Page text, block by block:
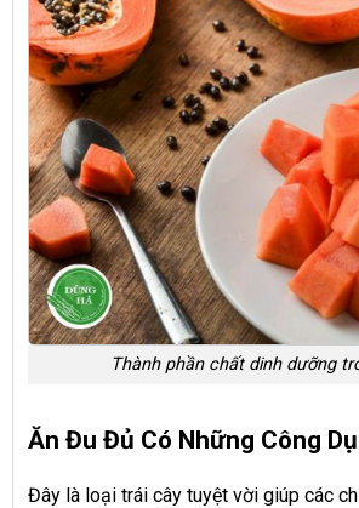
Thành phần chất dinh dưỡng
Ăn Đu Đủ Có Những Công
Đây là loại trái cây tuyệt vời giúp các